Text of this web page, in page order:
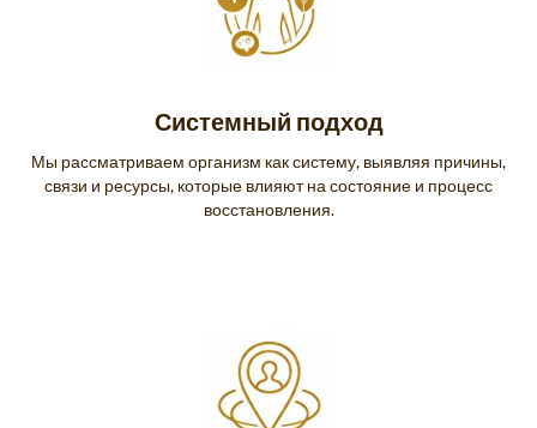
Системный подход
Мы рассматриваем организм как систему, выявляя причины,
связи и ресурсы, которые влияют на состояние и процесс
восстановления.